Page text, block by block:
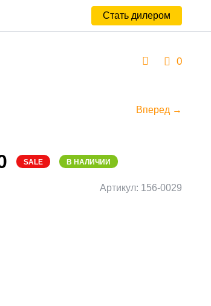
Стать дилером
0
Вперед →
SALE В НАЛИЧИИ
Артикул: 156-0029